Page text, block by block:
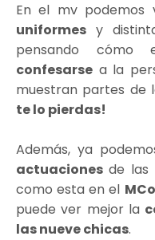
En el mv podemos
uniformes y
pensando cómo
confesarse a la
muestran partes de
te lo pierdas!
Además, ya
actuacionesde las
como esta en el
puede ver mejor la
las nueve chicas.